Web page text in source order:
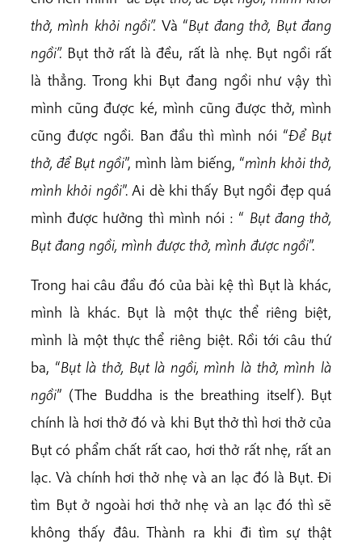
thở, mình khỏi ngồi”. Và “Bụt đang thở, Bụt đang
ngồi”. Bụt thở rất là đều, rất là nhẹ. Bụt ngồi rất
là thẳng. Trong khi Bụt đang ngồi như vậy thì
mình cũng được ké, mình cũng được thở, mình
cũng được ngồi. Ban đầu thì mình nói “Để Bụt
thở, để Bụt ngồi”, mình làm biếng, “mình khỏi thở,
mình khỏi ngồi”. Ai dè khi thấy Bụt ngồi đẹp quá
mình được hưởng thì mình nói : “ Bụt đang thở,
Bụt đang ngồi, mình được thở, mình được ngồi”.
Trong hai câu đầu đó của bài kệ thì Bụt là khác,
mình là khác. Bụt là một thực thể riêng biệt,
mình là một thực thể riêng biệt. Rồi tới câu thứ
ba, “Bụt là thở, Bụt là ngồi, mình là thở, mình là
ngồi” (The Buddha is the breathing itself). Bụt
chính là hơi thở đó và khi Bụt thở thì hơi thở của
Bụt có phẩm chất rất cao, hơi thở rất nhẹ, rất an
lạc. Và chính hơi thở nhẹ và an lạc đó là Bụt. Đi
tìm Bụt ở ngoài hơi thở nhẹ và an lạc đó thì sẽ
không thấy đâu. Thành ra khi đi tìm sự thật